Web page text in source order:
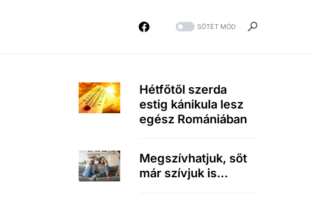
SÖTÉT MÓD
Hétfőtől szerda
estig kánikula lesz
egész Romániában
Megszívhatjuk, sőt
már szívjuk is…